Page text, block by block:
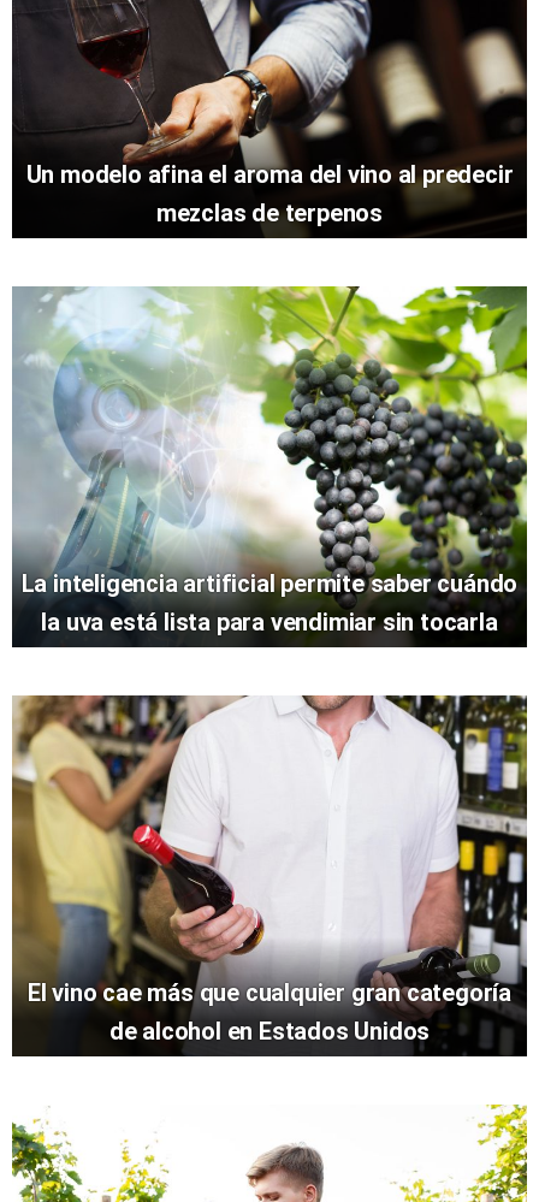
Un modelo afina el aroma del vino al predecir
mezclas de terpenos
La inteligencia artificial permite saber cuándo
la uva está lista para vendimiar sin tocarla
El vino cae más que cualquier gran categoría
de alcohol en Estados Unidos